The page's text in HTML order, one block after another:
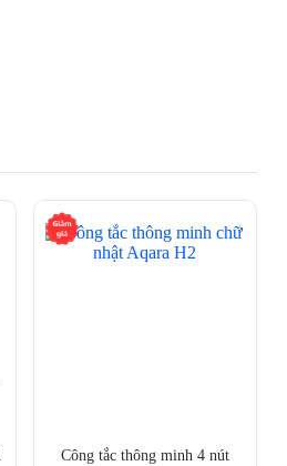
Công tắc thông minh 4 nút